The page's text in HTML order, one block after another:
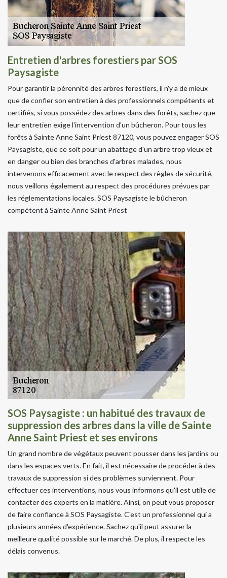
Entretien d'arbres forestiers par SOS
Paysagiste
Pour garantir la pérennité des arbres forestiers, il n'y a de mieux
que de confier son entretien à des professionnels compétents et
certifiés, si vous possédez des arbres dans des forêts, sachez que
leur entretien exige l'intervention d'un bûcheron. Pour tous les
forêts à Sainte Anne Saint Priest 87120, vous pouvez engager SOS
Paysagiste, que ce soit pour un abattage d'un arbre trop vieux et
en danger ou bien des branches d'arbres malades, nous
intervenons efficacement avec le respect des règles de sécurité,
nous veillons également au respect des procédures prévues par
les réglementations locales. SOS Paysagiste le bûcheron
compétent à Sainte Anne Saint Priest
SOS Paysagiste : un habitué des travaux de
suppression des arbres dans la ville de Sainte
Anne Saint Priest et ses environs
Un grand nombre de végétaux peuvent pousser dans les jardins ou
dans les espaces verts. En fait, il est nécessaire de procéder à des
travaux de suppression si des problèmes surviennent. Pour
effectuer ces interventions, nous vous informons qu'il est utile de
contacter des experts en la matière. Ainsi, on peut vous proposer
de faire confiance à SOS Paysagiste. C'est un professionnel qui a
plusieurs années d'expérience. Sachez qu'il peut assurer la
meilleure qualité possible sur le marché. De plus, il respecte les
délais convenus.